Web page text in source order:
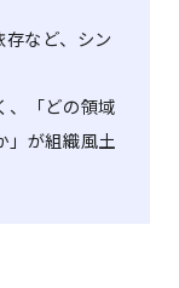
など、シン
、「どの領域
」が組織風土